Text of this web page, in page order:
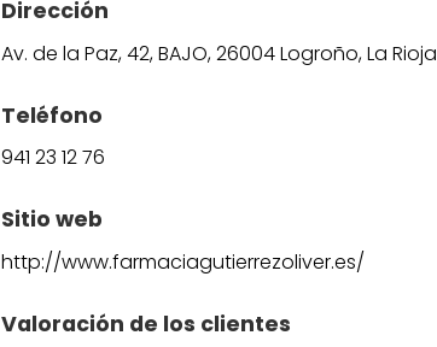
Dirección
Av. de la Paz, 42, BAJO, 26004 Logroño, La Rioja
Teléfono
941 23 12 76
Sitio web
http://www.farmaciagutierrezoliver.es/
Valoración de los clientes